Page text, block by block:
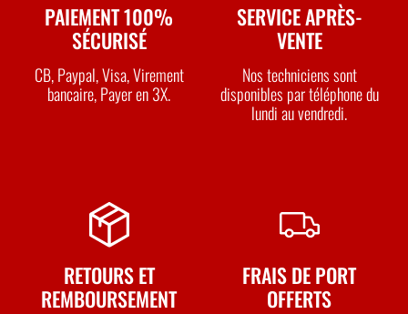
PAIEMENT 100%
SÉCURISÉ
CB, Paypal, Visa, Virement
bancaire, Payer en 3X.
SERVICE APRÈS-
VENTE
Nos techniciens sont
disponibles par téléphone du
lundi au vendredi.
RETOURS ET
REMBOURSEMENT
FRAIS DE PORT
OFFERTS